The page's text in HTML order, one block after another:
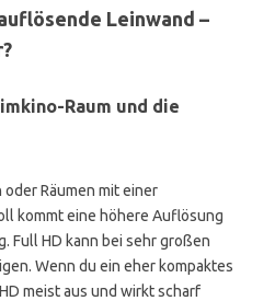
Leinwand –
Raum und die
Räumen mit einer
kommt eine höhere Auflösung
Full HD kann bei sehr großen
Wenn du ein eher kompaktes
meist aus und wirkt scharf